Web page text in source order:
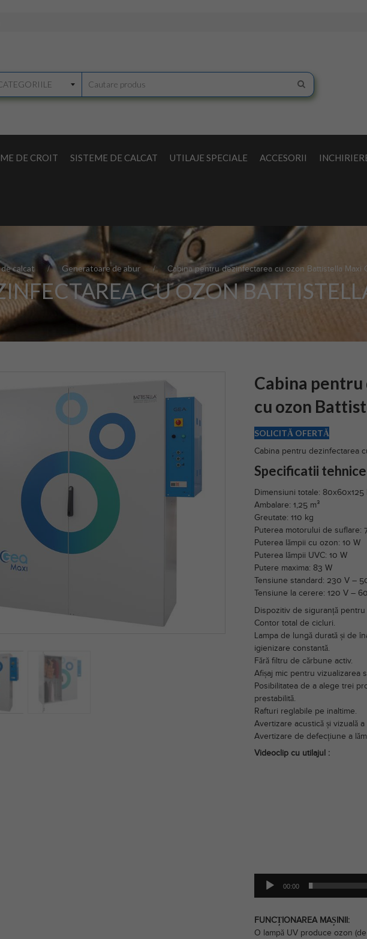
DE CROIT SISTEME DE CALCAT UTILAJE SPECIALE ACCESORII
calcat Generatoare de abur Cabina pentru dezinfectarea cu ozon Battistella Maxi
CU OZON
Cabina
cu ozon
SOLICITĂ OFERTĂ
Cabina pentru dezinfectarea
Specificatii tehnice
Dimensiuni totale: 80x60x125
Ambalare: 1,25 m³
Greutate: 110 kg
Puterea motorului de suflare:
Puterea lămpii cu ozon: 10 W
Puterea lămpii UVC: 10 W
Putere maxima: 83 W
Tensiune standard: 230 V –
Tensiune la cerere: 120 V –
Dispozitiv de siguranță
Contor total de cicluri.
Lampa de lungă durată și de
igienizare constantă.
Fără filtru de cărbune activ.
Afișaj mic pentru vizualizarea
Posibilitatea de a alege trei
prestabilită.
Rafturi reglabile pe inaltime.
Avertizare acustică și vizuală
Avertizare de defecțiune a
Videoclip cu utilajul :
00:00
FUNCȚIONAREA MAȘINII:
O lampă UV produce ozon